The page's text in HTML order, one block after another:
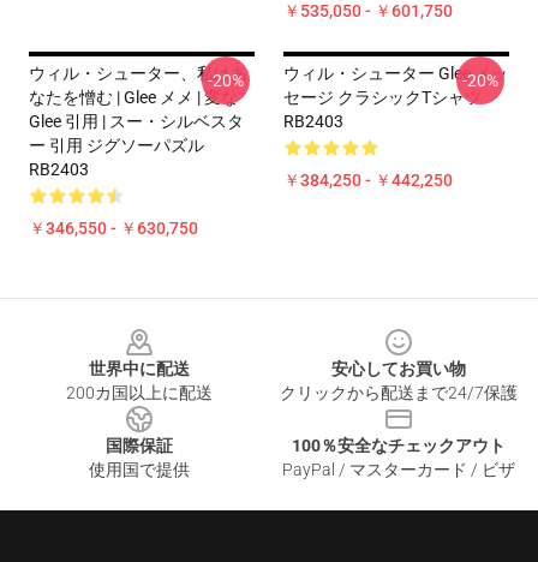
￥535,050 - ￥601,750
ウィル・シューター、私はあ
なたを憎む | Glee メメ | 変な
Glee 引用 | スー・シルベスタ
ー 引用 ジグソーパズル
RB2403
￥346,550 - ￥630,750
-20%
ウィル・シューター Glee メッ
セージ クラシックTシャツ
RB2403
￥384,250 - ￥442,250
-20%
世界中に配送
200カ国以上に配送
安心してお買い物
クリックから配送まで24/7保護
国際保証
使用国で提供
100％安全なチェックアウト
PayPal / マスターカード / ビザ